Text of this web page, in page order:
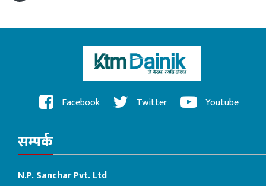
Facebook Twitter Youtube
सम्पर्क
N.P. Sanchar Pvt. Ltd